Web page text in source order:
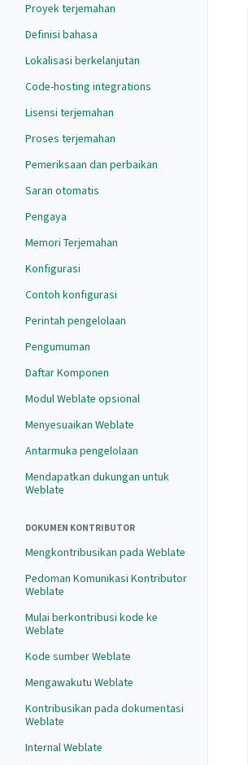
Proyek terjemahan
Definisi bahasa
Lokalisasi berkelanjutan
Code-hosting integrations
Lisensi terjemahan
Proses terjemahan
Pemeriksaan dan perbaikan
Saran otomatis
Pengaya
Memori Terjemahan
Konfigurasi
Contoh konfigurasi
Perintah pengelolaan
Pengumuman
Daftar Komponen
Modul Weblate opsional
Menyesuaikan Weblate
Antarmuka pengelolaan
Mendapatkan dukungan untuk
Weblate
DOKUMEN KONTRIBUTOR
Mengkontribusikan pada Weblate
Pedoman Komunikasi Kontributor
Weblate
Mulai berkontribusi kode ke
Weblate
Kode sumber Weblate
Mengawakutu Weblate
Kontribusikan pada dokumentasi
Weblate
Internal Weblate